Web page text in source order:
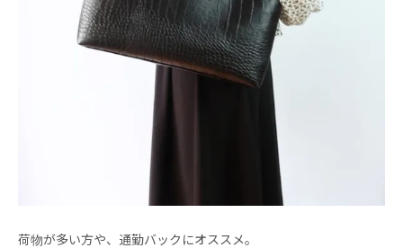
荷物が多い方や、通勤バックにオススメ。